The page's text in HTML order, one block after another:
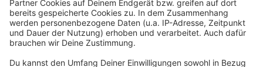
Viele Autofahrer schauen an Kreuzungen
nicht in beide Richtungen
Anzeige